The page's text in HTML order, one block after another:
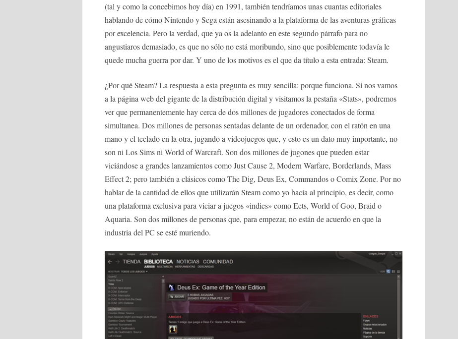
(tal y como la concebimos hoy día) en 1991, también tendríamos unas cuantas editoriales
hablando de cómo Nintendo y Sega están asesinando a la plataforma de las aventuras gráficas
por excelencia. Pero la verdad, que ya os la adelanto en este segundo párrafo para no
angustiaros demasiado, es que no sólo no está moribundo, sino que posiblemente todavía le
quede mucha guerra por dar. Y uno de los motivos es el que da título a esta entrada: Steam.
¿Por qué Steam? La respuesta a esta pregunta es muy sencilla: porque funciona. Si nos vamos
a la página web del gigante de la distribución digital y visitamos la pestaña «Stats», podremos
ver que permanentemente hay cerca de dos millones de jugadores conectados de forma
simultanea. Dos millones de personas sentadas delante de un ordenador, con el ratón en una
mano y el teclado en la otra, jugando a videojuegos que, y esto es un dato muy importante, no
son ni Los Sims ni World of Warcraft. Son dos millones de jugones que pueden estar
viciándose a grandes lanzamientos como Just Cause 2, Modern Warfare, Borderlands, Mass
Effect 2; pero también a clásicos como The Dig, Deus Ex, Commandos o Comix Zone. Por no
hablar de la cantidad de ellos que utilizarán Steam como yo hacía al principio, es decir, como
una plataforma exclusiva para viciar a juegos «indies» como Eets, World of Goo, Braid o
Aquaria. Son dos millones de personas que, para empezar, no están de acuerdo en que la
industria del PC se esté muriendo.